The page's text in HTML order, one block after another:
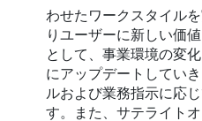
わせたワークスタイル
りユーザーに新しい価
として、事業環境の変
にアップデートしてい
ルおよび業務指示に応
す。また、サテライト